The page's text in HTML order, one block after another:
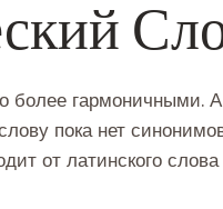
более
пока нет
от латинского